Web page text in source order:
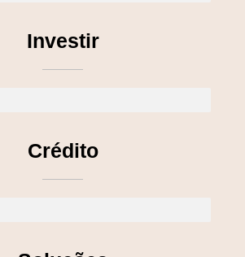
Investir
Crédito